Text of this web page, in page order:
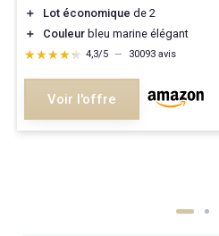
＋
Lot économique de 2
＋
Couleur bleu marine élégant
★★★★★
★★★★★ 4,3/5 — 30093 avis
Voir l'offre